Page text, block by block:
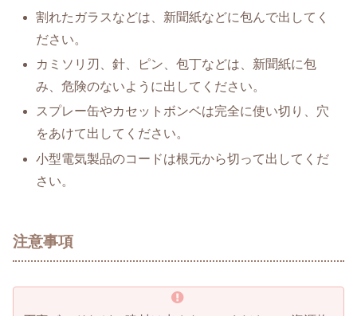
割れたガラスなどは、新聞紙などに包んで出してく
ださい。
カミソリ刃、針、ピン、包丁などは、新聞紙に包
み、危険のないように出してください。
スプレー缶やカセットボンベは完全に使い切り、穴
をあけて出してください。
小型電気製品のコードは根元から切って出してくだ
さい。
注意事項